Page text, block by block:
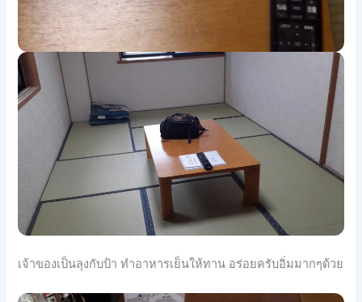
เจ้าของเป็นลุงกับป้า ทำอาหารเย็นให้ทาน อร่อยครับอิ่มมากๆด้วย